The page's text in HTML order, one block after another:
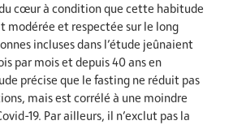
cœur à condition que cette habitude
modérée et respectée sur le long
incluses dans l’étude jeûnaient
par mois et depuis 40 ans en
précise que le fasting ne réduit pas
mais est corrélé à une moindre
19. Par ailleurs, il n’exclut pas la